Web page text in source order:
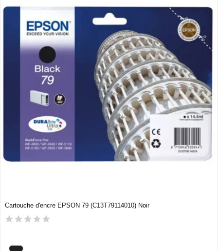
Cartouche d'encre EPSON 79 (C13T79114010) Noir